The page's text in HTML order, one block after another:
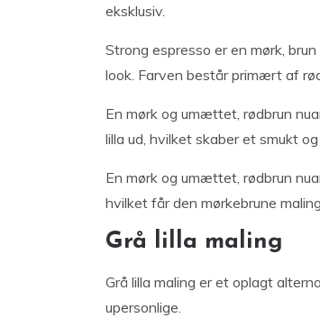
eksklusiv.
Strong espresso er en mørk,
look. Farven består primært af
En mørk og umættet, rødbrun
lilla ud, hvilket skaber et smukt
En mørk og umættet, rødbrun
hvilket får den mørkebrune
Grå lilla maling
Grå lilla maling er et oplagt
upersonlige.